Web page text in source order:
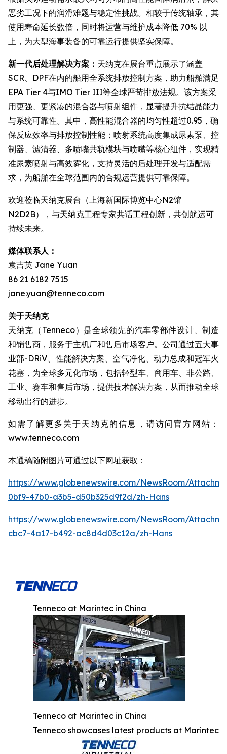
恶劣工况下的润滑难题与稳定性挑战。相较于传统轴承，其
使用寿命延长数倍，同时将运营与维护成本降低 70% 以
上，为大型海事装备的可靠运行提供坚实保障。
新一代后处理解决方案： 天纳克在展台重点展示了涵盖
SCR、DPF在内的船用全系统排放控制方案，助力船舶满足
EPA Tier 4与IMO Tier III等全球严苛排放法规。该方案采
用更强、更紧凑的混合器与喷射组件，显著提升抗结晶能力
与系统可靠性。其中，高性能混合器的均匀性超过0.95，确
保反应效率与排放控制性能；喷射系统高度集成尿素泵、控
制器、滤清器、多喷嘴共轨模块与喷嘴等核心组件，实现精
准尿素喷射与高效雾化，支持灵活的后处理开发与适配需
求，为船舶在全球范围内的合规运营提供可靠保障。
欢迎莅临天纳克展台（上海新国际博览中心N2馆
N2D2B），与天纳克工程专家共话工程创新，共创航运可
持续未来。
媒体联系人：
袁吉英 Jane Yuan
86 21 6182 7515
jane.yuan@tenneco.com
关于天纳克
天纳克（Tenneco）是全球领先的汽车零部件设计、制造
和销售商，服务于主机厂和售后市场客户。公司通过五大事
业部-DRiV、性能解决方案、空气净化、动力总成和冠军火
花塞，为全球多元化市场，包括轻型车、商用车、非公路、
工业、赛车和售后市场，提供技术解决方案，从而推动全球
移动出行的进步。
如需了解更多关于天纳克的信息，请访问官方网站：
www.tenneco.com
本通稿随附图片可通过以下网址获取：
https://www.globenewswire.com/NewsRoom/
0bf9-47b0-a3b5-d50b325d9f2d/zh-Hans
https://www.globenewswire.com/NewsRoom/
cbc7-4a17-b492-ac8d4d03c12a/zh-Hans
Tenneco at Marintec in China
Tenneco at Marintec in China
Tenneco showcases latest products at Marintec